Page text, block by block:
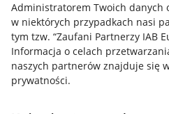
Administratorem Twoich danych
w niektórych przypadkach nasi
tym tzw. “Zaufani Partnerzy IAB
Informacja o celach
naszych partnerów znajduje się
prywatności.
Przydatne informacje
Jak to działa